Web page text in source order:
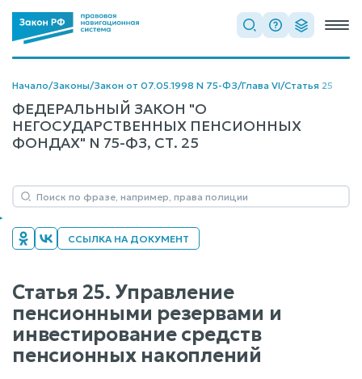
Начало/Законы/Закон от 07.05.1998 N 75-ФЗ/Глава VI/Статья 25
ФЕДЕРАЛЬНЫЙ ЗАКОН "О
НЕГОСУДАРСТВЕННЫХ ПЕНСИОННЫХ
ФОНДАХ" N 75-ФЗ, СТ. 25
ССЫЛКА НА ДОКУМЕНТ
Статья 25. Управление
пенсионными резервами и
инвестирование средств
пенсионных накоплений